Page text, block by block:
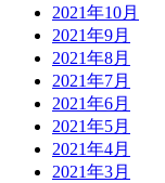
2021年10月
2021年9月
2021年8月
2021年7月
2021年6月
2021年5月
2021年4月
2021年3月